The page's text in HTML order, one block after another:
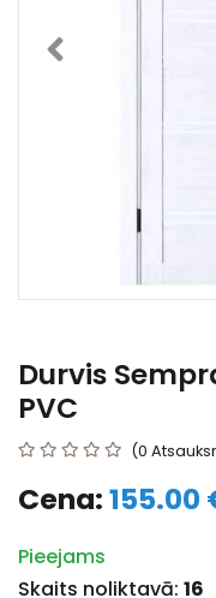
Durvis
PVC
(0
Cena:155.00
Pieejams
Skaits noliktavā: 16